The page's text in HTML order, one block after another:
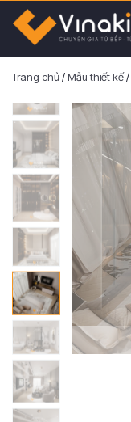
Trang chủ/Mẫu thiết kế/